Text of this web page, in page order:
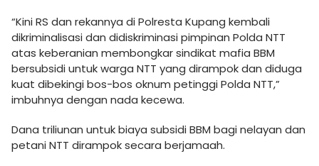
“Kini RS dan rekannya di Polresta Kupang kembali
dikriminalisasi dan didiskriminasi pimpinan Polda NTT
atas keberanian membongkar sindikat mafia BBM
bersubsidi untuk warga NTT yang dirampok dan diduga
kuat dibekingi bos-bos oknum petinggi Polda NTT,”
imbuhnya dengan nada kecewa.
Dana triliunan untuk biaya subsidi BBM bagi nelayan dan
petani NTT dirampok secara berjamaah.